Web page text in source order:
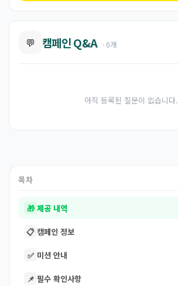
💬 캠페인 Q&A · 0개
아직 등록된 질문이 없습니다.
목차
🎁 제공 내역
📋 캠페인 정보
✅ 미션 안내
📌 필수 확인사항